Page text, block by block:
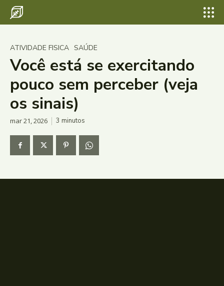
ATIVIDADE FISICA SAÚDE
Você está se exercitando
pouco sem perceber (veja
os sinais)
mar 21, 2026 3 minutos